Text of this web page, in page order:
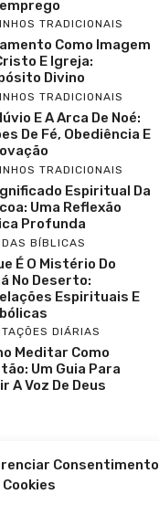
Consentimento
Cookies
TRADICIONAIS
Como Imagem
E Igreja:
Divino
TRADICIONAIS
E A Arca De Noé:
De Fé, Obediência E
TRADICIONAIS
Espiritual Da
Uma Reflexão
Profunda
BÍBLICAS
É O Mistério Do
No Deserto:
Espirituais E
DIÁRIAS
Meditar Como
Um Guia Para
A Voz De Deus